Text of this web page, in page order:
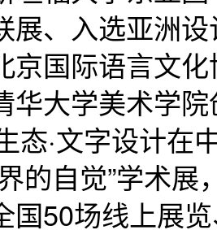
展、入选亚洲
京国际语言文化
大学美术学院
态·文字设计在
的自觉”学术展
国50场线上展